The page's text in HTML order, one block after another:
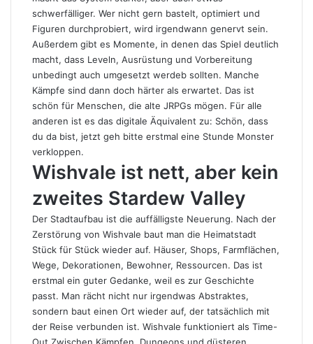
schwerfälliger. Wer nicht gern bastelt, optimiert und
Figuren durchprobiert, wird irgendwann genervt sein.
Außerdem gibt es Momente, in denen das Spiel deutlich
macht, dass Leveln, Ausrüstung und Vorbereitung
unbedingt auch umgesetzt werdeb sollten. Manche
Kämpfe sind dann doch härter als erwartet. Das ist
schön für Menschen, die alte JRPGs mögen. Für alle
anderen ist es das digitale Äquivalent zu: Schön, dass
du da bist, jetzt geh bitte erstmal eine Stunde Monster
verkloppen.
Wishvale ist nett, aber kein
zweites Stardew Valley
Der Stadtaufbau ist die auffälligste Neuerung. Nach der
Zerstörung von Wishvale baut man die Heimatstadt
Stück für Stück wieder auf. Häuser, Shops, Farmflächen,
Wege, Dekorationen, Bewohner, Ressourcen. Das ist
erstmal ein guter Gedanke, weil es zur Geschichte
passt. Man rächt nicht nur irgendwas Abstraktes,
sondern baut einen Ort wieder auf, der tatsächlich mit
der Reise verbunden ist. Wishvale funktioniert als Time-
Out Zwischen Kämpfen, Dungeons und düsteren